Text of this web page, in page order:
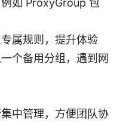
属规则，提升体验
个备用分组，遇到网
中管理，方便团队协